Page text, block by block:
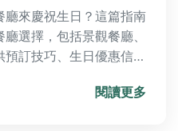
來慶祝生日？這篇指南
選擇，包括景觀餐廳、
訂技巧、生日優惠信息
。
閱讀更多